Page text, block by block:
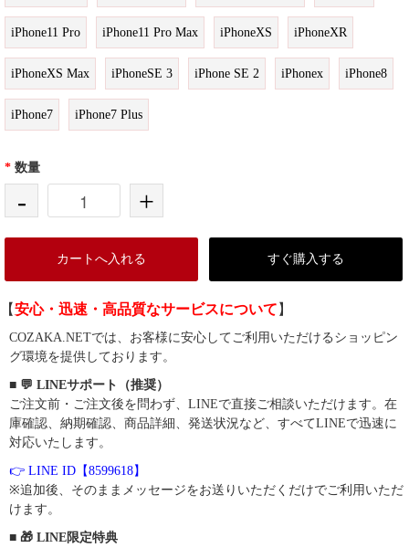
iPhone11 Pro iPhone11 Pro Max iPhoneXS iPhoneXR
iPhoneXS Max iPhoneSE 3 iPhone SE 2 iPhonex iPhone8
iPhone7 iPhone7 Plus
* 数量
- +
カートへ入れる すぐ購入する
【安心・迅速・高品質なサービスについて 】
COZAKA.NETでは、お客様に安心してご利用いただけるショッピン
グ環境を提供しております。
■ 💬 LINEサポート（推奨）
ご注文前・ご注文後を問わず、LINEで直接ご相談いただけます。在
庫確認、納期確認、商品詳細、発送状況など、すべてLINEで迅速に
対応いたします。
👉 LINE ID【8599618】
※追加後、そのままメッセージをお送りいただくだけでご利用いただ
けます。
■ 🎁 LINE限定特典